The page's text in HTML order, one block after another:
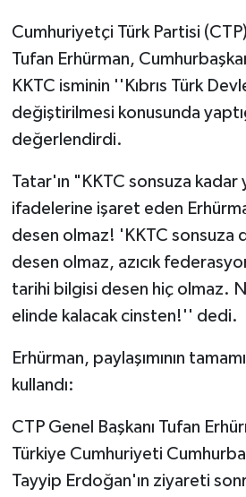
Cumhuriyetçi Türk Partisi
Tufan Erhürman,
KKTC isminin ''Kıbrıs Türk
değiştirilmesi konusunda
değerlendirdi.
Tatar'ın "KKTC sonsuza kadar
ifadelerine işaret eden
desen olmaz! 'KKTC sonsuza
desen olmaz, azıcık
tarihi bilgisi desen hiç olmaz.
elinde kalacak cinsten!'' dedi.
Erhürman, paylaşımının
kullandı:
CTP Genel Başkanı Tufan
Türkiye Cumhuriyeti
Tayyip Erdoğan'ın ziyareti